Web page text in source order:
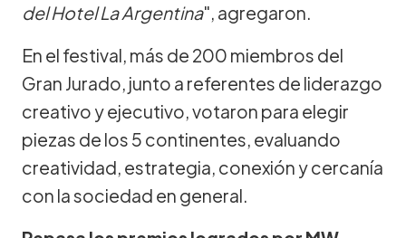
del Hotel La Argentina", agregaron.
En el festival, más de 200 miembros del
Gran Jurado, junto a referentes de liderazgo
creativo y ejecutivo, votaron para elegir
piezas de los 5 continentes, evaluando
creatividad, estrategia, conexión y cercanía
con la sociedad en general.